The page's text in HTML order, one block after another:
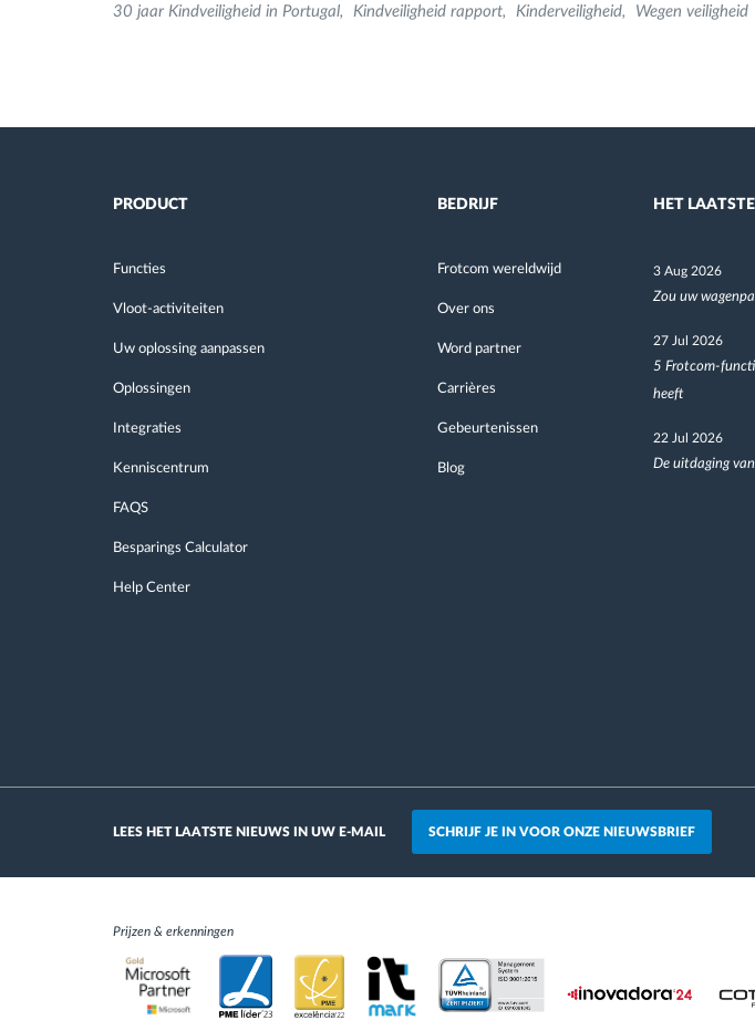
30 jaar Kindveiligheid in Portugal
Kindveiligheid rapport Kinderveiligheid Wegen veiligheid
PRODUCT
Functies
Vloot-activiteiten
Uw oplossing aanpassen
Oplossingen
Integraties
Kenniscentrum
FAQS
Besparings Calculator
Help Center
BEDRIJF
Frotcom wereldwijd
Over ons
Word partner
Carrières
Gebeurtenissen
Blog
HET
3 Aug 2026
Zou uw
27 Jul 2026
5 Frotcom-
heeft
22 Jul 2026
De uitdaging
LEES HET LAATSTE NIEUWS IN UW E-MAIL SCHRIJF JE IN VOOR ONZE NIEUWSBRIEF
Prijzen & erkenningen